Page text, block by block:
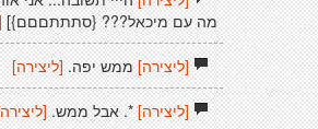
מה עם מיכאל??? {סתתתםםם}]
[ליצירה]ממש יפה. [ליצירה]
[ליצירה]*. אבל ממש.